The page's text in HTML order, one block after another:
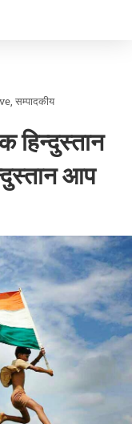
सम्पादकीय
हिन्दुस्तान
आप